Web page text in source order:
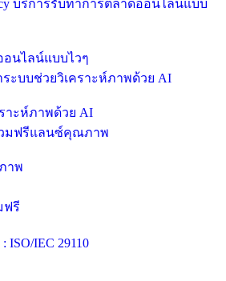
นไลน์แบบไวๆ
าะห์ภาพด้วย AI
าพ